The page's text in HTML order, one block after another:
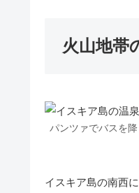
火山地帯
パンツァでバスを
イスキア島の南西